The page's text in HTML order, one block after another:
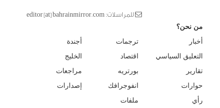
للمراسلات: editor [at] bahrainmirror.com
من نحن؟
أخبار
التعليق السياسي
تقارير
حوارات
رأي
ترجمات
اقتصاد
بورتريه
انفوجرافك
ملفات
أجندة
الخليج
مراجعات
إصدارات